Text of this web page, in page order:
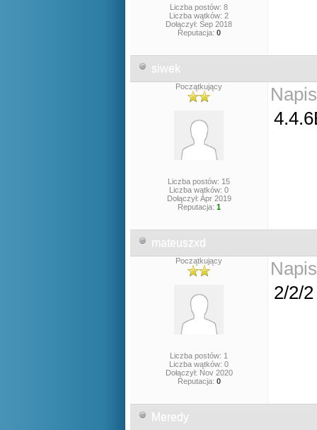
Liczba postów: 8
Liczba wątków: 2
Dołączył: Sep 2018
Reputacja: 0
siwek
Początkujący
Liczba postów: 15
Liczba wątków: 0
Dołączył: Apr 2019
Reputacja: 1
mateuszxd
Początkujący
Liczba postów: 1
Liczba wątków: 0
Dołączył: Nov 2020
Reputacja: 0
2/2/
Meredy